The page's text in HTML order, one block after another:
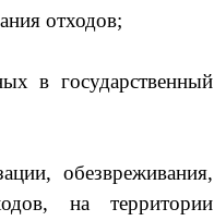
отходов;
в государственный
обезвреживания,
на территории